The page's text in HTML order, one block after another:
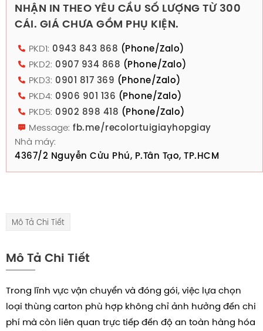
NHẬN IN THEO YÊU CẦU SỐ LƯỢNG TỪ 300
CÁI. GIÁ CHƯA GỒM PHỤ KIỆN.
PKD1: 0943 843 868 (Phone/Zalo)
PKD2: 0907 934 868 (Phone/Zalo)
PKD3: 0901 817 369 (Phone/Zalo)
PKD4: 0906 901 136 (Phone/Zalo)
PKD5: 0902 898 418 (Phone/Zalo)
Message: fb.me/recolortuigiayhopgiay
Nhà máy:
4367/2 Nguyễn Cửu Phú, P.Tân Tạo, TP.HCM
Mô Tả Chi Tiết
Mô Tả Chi Tiết
Trong lĩnh vực vận chuyển và đóng gói, việc lựa chọn
loại thùng carton phù hợp không chỉ ảnh hưởng đến chi
phí mà còn liên quan trực tiếp đến độ an toàn hàng hóa